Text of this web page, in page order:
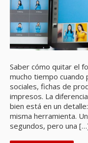
Saber cómo quitar el
mucho tiempo
sociales, fichas de
impresos. La
bien está en un
misma herramienta.
segundos, pero una